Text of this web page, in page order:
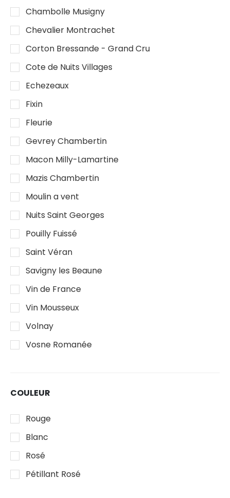
Chambolle Musigny
Chevalier Montrachet
Corton Bressande - Grand Cru
Cote de Nuits Villages
Echezeaux
Fixin
Fleurie
Gevrey Chambertin
Macon Milly-Lamartine
Mazis Chambertin
Moulin a vent
Nuits Saint Georges
Pouilly Fuissé
Saint Véran
Savigny les Beaune
Vin de France
Vin Mousseux
Volnay
Vosne Romanée
COULEUR
Rouge
Blanc
Rosé
Pétillant Rosé